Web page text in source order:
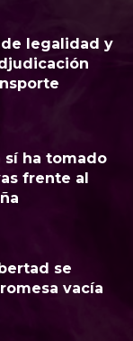
legalidad y
sí ha tomado
frente al
se
vacía